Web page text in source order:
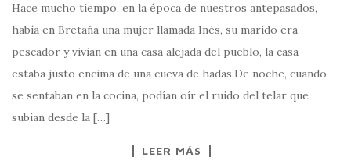
Hace mucho tiempo, en la época de nuestros antepasados,
había en Bretaña una mujer llamada Inés, su marido era
pescador y vivian en una casa alejada del pueblo, la casa
estaba justo encima de una cueva de hadas.De noche, cuando
se sentaban en la cocina, podían oír el ruido del telar que
subían desde la […]
LEER MÁS